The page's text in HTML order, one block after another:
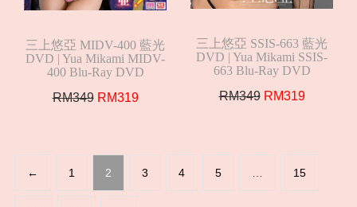
三上悠亞 MIDV-400 藍光
DVD | Yua Mikami MIDV-
400 Blu-Ray DVD
RM349 Original
RM319Current
三上悠亞 SSIS-663 藍光
DVD | Yua Mikami SSIS-
663 Blu-Ray DVD
RM349 Original
RM349.
RM319Current
RM319.
← 1 2 3 4 5 15